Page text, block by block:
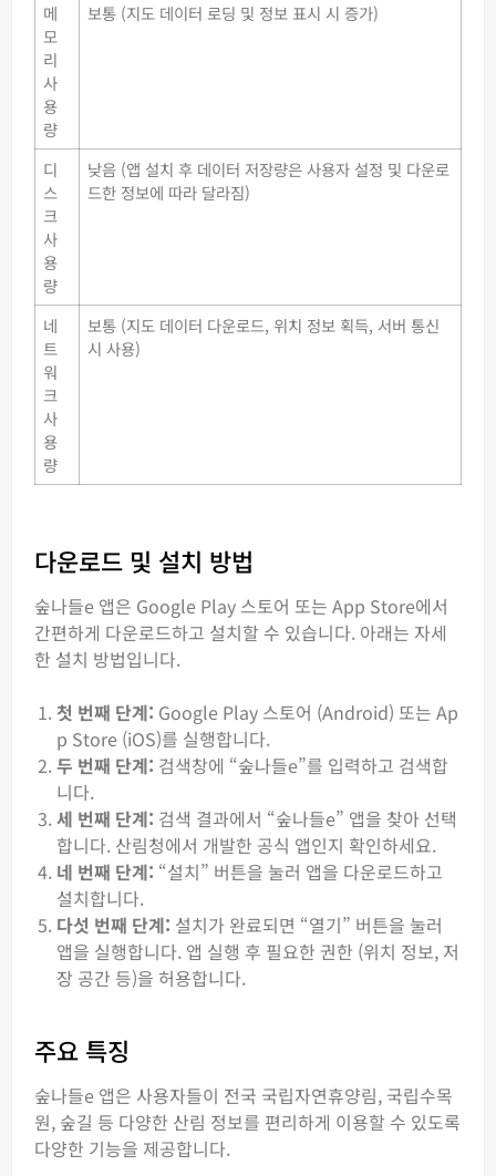
메
모
리
사
용
량
보통 (지도 데이터 로딩 및 정보 표시 시 증가)
디
스
크
사
용
량
낮음 (앱 설치 후 데이터 저장량은 사용자 설정 및 다운로
드한 정보에 따라 달라짐)
네
트
워
크
사
용
량
보통 (지도 데이터 다운로드, 위치 정보 획득, 서버 통신
시 사용)
다운로드 및 설치 방법
숲나들e 앱은 Google Play 스토어 또는 App Store에서
간편하게 다운로드하고 설치할 수 있습니다. 아래는 자세
한 설치 방법입니다.
첫 번째 단계: Google Play 스토어 (Android) 또는 Ap
p Store (iOS)를 실행합니다.
두 번째 단계: 검색창에 “숲나들e”를 입력하고 검색합
니다.
세 번째 단계: 검색 결과에서 “숲나들e” 앱을 찾아 선택
합니다. 산림청에서 개발한 공식 앱인지 확인하세요.
네 번째 단계: “설치” 버튼을 눌러 앱을 다운로드하고
설치합니다.
다섯 번째 단계: 설치가 완료되면 “열기” 버튼을 눌러
앱을 실행합니다. 앱 실행 후 필요한 권한 (위치 정보, 저
장 공간 등)을 허용합니다.
주요 특징
숲나들e 앱은 사용자들이 전국 국립자연휴양림, 국립수목
원, 숲길 등 다양한 산림 정보를 편리하게 이용할 수 있도록
다양한 기능을 제공합니다.